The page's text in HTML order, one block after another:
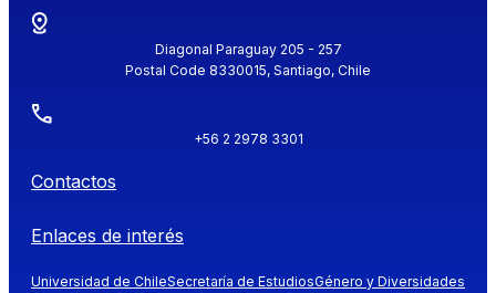
Diagonal Paraguay 205 - 257
Postal Code 8330015, Santiago, Chile
+56 2 2978 3301
Contactos
Enlaces de interés
Universidad de ChileSecretaría de EstudiosGénero y Diversidades